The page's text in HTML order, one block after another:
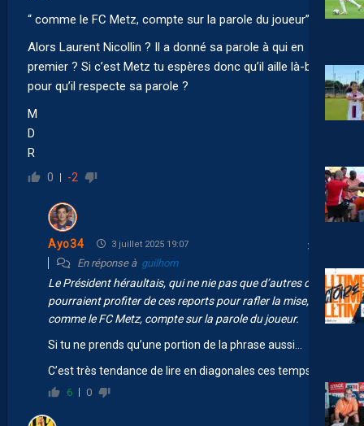
“ comme le FC Metz, compte sur la parole du joueur”
Alors Laurent Nicollin ? Il a donné sa parole à qui en
premier ? Si c’est Metz tu espères donc qu’il aille là-bas
pour qu’il respecte sa parole ?
M
D
R
0 -2
Ayo34 3 juillet 2025 19:07
En réponse à guilhom
Le Président héraultais, qui ne nie pas que d’autres clubs
pourraient profiter de ces reports pour rafler la mise,
comme le FC Metz, compte sur la parole du joueur.
Si tu ne prends qu’une portion de la phrase aussi…
C’est très tendance de lire en diagonales ces temps ci.
6 0